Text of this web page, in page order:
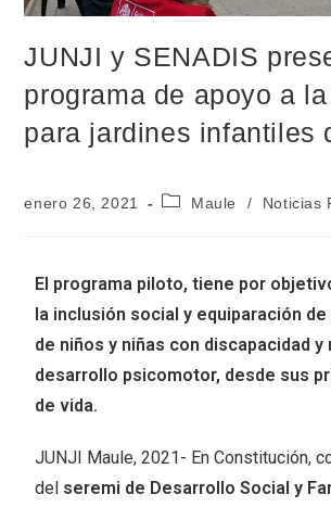
JUNJI y SENADIS
programa de apoyo a
para jardines infantiles
enero 26, 2021 Maule / Noticias
El programa piloto, tiene por
la inclusión social y equiparación
de niños y niñas con discapacidad y
desarrollo psicomotor, desde sus
de vida.
JUNJI Maule, 2021- En Constitución,
del seremi de Desarrollo Social y